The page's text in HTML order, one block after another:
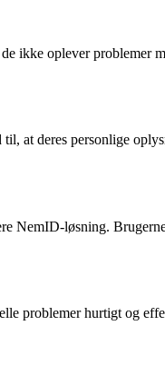
ikke oplever problemer
at deres personlige
løsning.
problemer hurtigt og